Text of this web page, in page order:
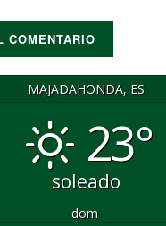
MAJADAHONDA, ES
23°
soleado
dom